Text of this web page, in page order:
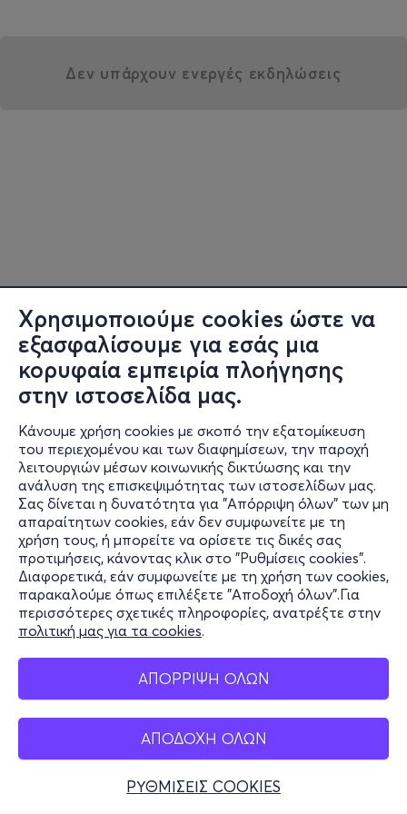
Χρησιμοποιούμε cookies ώστε να
εξασφαλίσουμε για εσάς μια
κορυφαία εμπειρία πλοήγησης
στην ιστοσελίδα μας.
Κάνουμε χρήση cookies με σκοπό την εξατομίκευση
του περιεχομένου και των διαφημίσεων, την παροχή
λειτουργιών μέσων κοινωνικής δικτύωσης και την
ανάλυση της επισκεψιμότητας των ιστοσελίδων μας.
Σας δίνεται η δυνατότητα για "Απόρριψη όλων" των μη
απαραίτητων cookies, εάν δεν συμφωνείτε με τη
χρήση τους, ή μπορείτε να ορίσετε τις δικές σας
προτιμήσεις, κάνοντας κλικ στο "Ρυθμίσεις cookies".
Διαφορετικά, εάν συμφωνείτε με τη χρήση των cookies,
παρακαλούμε όπως επιλέξετε "Αποδοχή όλων".Για
περισσότερες σχετικές πληροφορίες, ανατρέξτε στην
πολιτική μας για τα cookies.
ΑΠΟΡΡΙΨΗ ΟΛΩΝ
ΑΠΟΔΟΧΗ ΟΛΩΝ
ΡΥΘΜΙΣΕΙΣ COOKIES
Δεν υπάρχουν ενεργές εκδηλώσεις